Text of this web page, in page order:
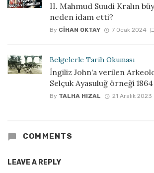
II. Mahmud Suudi Kralın
neden idam etti?
By CIHAN OKTAY 7 Ocak 2024
Belgelerle Tarih Okuması
İngiliz John’a verilen
Selçuk Ayasuluğ örneği 1864
By TALHA HIZAL 21 Aralık 2023
COMMENTS
LEAVE A REPLY